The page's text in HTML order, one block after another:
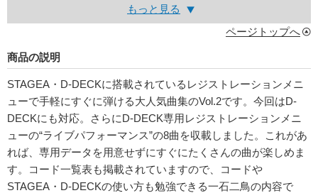
もっと見る
ページトップへ
商品の説明
STAGEA・D-DECKに搭載されているレジストレーションメニ
ューで手軽にすぐに弾ける大人気曲集のVol.2です。今回はD-
DECKにも対応。さらにD-DECK専用レジストレーションメニ
ューの“ライブパフォーマンス”の8曲を収載しました。これがあ
れば、専用データを用意せずにすぐにたくさんの曲が楽しめま
す。コード一覧表も掲載されていますので、コードや
STAGEA・D-DECKの使い方も勉強できる一石二鳥の内容で